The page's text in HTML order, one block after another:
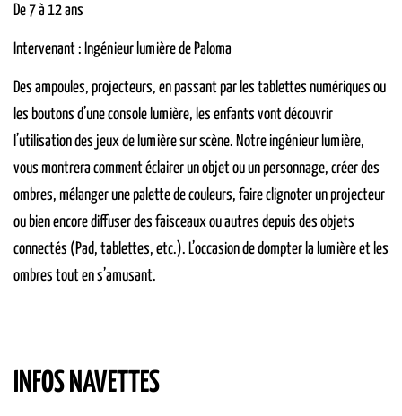
De 7 à 12 ans
Intervenant : Ingénieur lumière de Paloma
Des ampoules, projecteurs, en passant par les tablettes numériques ou
les boutons d’une console lumière, les enfants vont découvrir
l’utilisation des jeux de lumière sur scène. Notre ingénieur lumière,
vous montrera comment éclairer un objet ou un personnage, créer des
ombres, mélanger une palette de couleurs, faire clignoter un projecteur
ou bien encore diffuser des faisceaux ou autres depuis des objets
connectés (Pad, tablettes, etc.). L’occasion de dompter la lumière et les
ombres tout en s’amusant.
INFOS NAVETTES